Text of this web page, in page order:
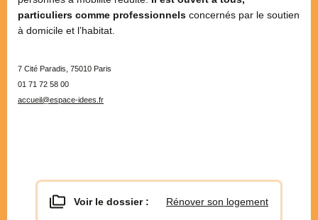
particuliers comme professionnels concernés par le soutien
à domicile et l’habitat.
7 Cité Paradis, 75010 Paris
01 71 72 58 00
accueil@espace-idees.fr
Voir le dossier : Rénover son logement